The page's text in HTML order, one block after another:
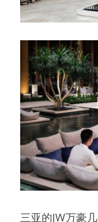
三亚的JW万豪